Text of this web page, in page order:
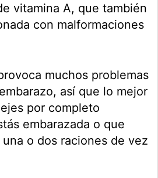
vitamina A, que también
con malformaciones
muchos problemas
así que lo mejor
por completo
embarazada o que
o dos raciones de vez